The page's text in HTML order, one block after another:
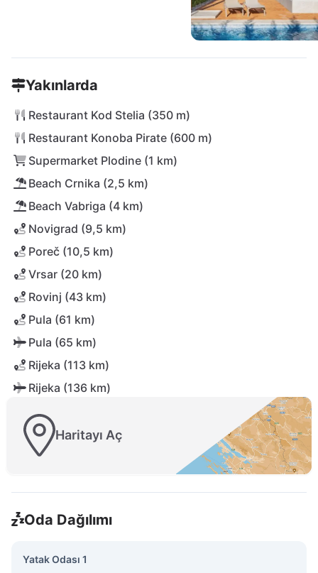
Yakınlarda
Restaurant Kod Stelia (350 m)
Restaurant Konoba Pirate (600 m)
Supermarket Plodine (1 km)
Beach Crnika (2,5 km)
Beach Vabriga (4 km)
Novigrad (9,5 km)
Poreč (10,5 km)
Vrsar (20 km)
Rovinj (43 km)
Pula (61 km)
Pula (65 km)
Rijeka (113 km)
Rijeka (136 km)
Haritayı Aç
Oda Dağılımı
Yatak Odası 1